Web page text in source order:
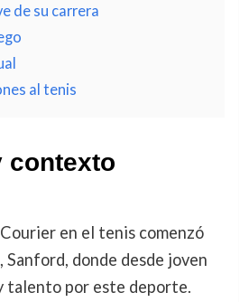
de su carrera
al tenis
contexto
en el tenis comenzó
Sanford, donde desde joven
talento por este deporte.